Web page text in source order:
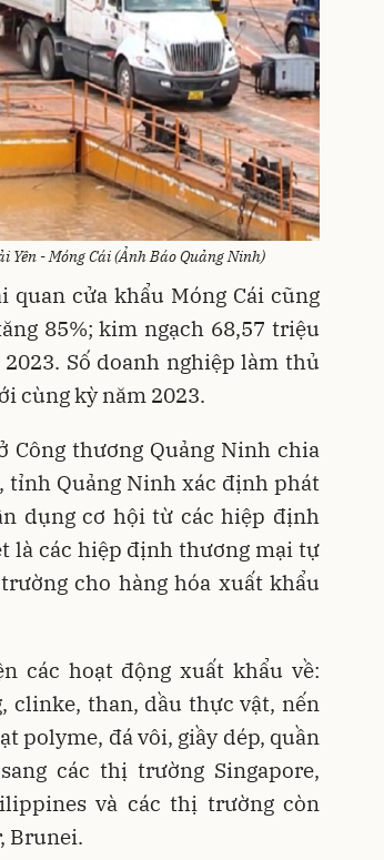
- Móng Cái (Ảnh Báo Quảng Ninh)
quan cửa khẩu Móng Cái cũng
85%; kim ngạch 68,57 triệu
Số doanh nghiệp làm thủ
cùng kỳ năm 2023.
Công thương Quảng Ninh chia
tỉnh Quảng Ninh xác định phát
dụng cơ hội từ các hiệp định
là các hiệp định thương mại tự
cho hàng hóa xuất khẩu
các hoạt động xuất khẩu về:
than, dầu thực vật, nến
polyme, đá vôi, giầy dép, quần
các thị trường Singapore,
và các thị trường còn
Brunei.